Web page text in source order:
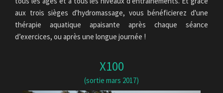
aux trois sièges d'hydromassage, vous bénéficierez d'une
thérapie aquatique apaisante après chaque séance
d’exercices, ou après une longue journée !
X100
(sortie mars 2017)